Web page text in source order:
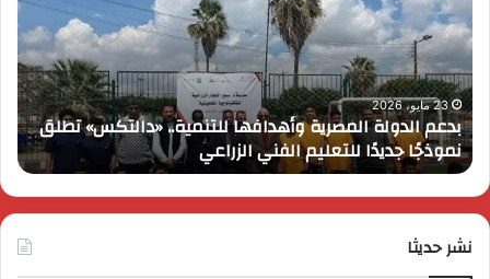
وأهدافها
للتنمية..
«دالتكس»
تطلق
نموذجًا
جديدًا
للتعليم
الفني
الزراعي
23 مايو، 2026
بدعم الدولة المصرية وأهدافها للتنمية.. «دالتكس» تطلق
نموذجًا جديدًا للتعليم الفني الزراعي
في
نشر حديثا